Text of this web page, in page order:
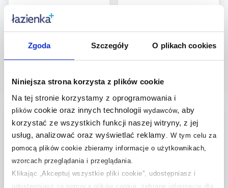
Zgoda Szczegóły O plikach cookies
Niniejsza strona korzysta z plików cookie
Na tej stronie korzystamy z oprogramowania i
plikówcookie oraz innych technologii wydawców, aby
korzystać ze wszystkich funkcji naszej witryny, z jej
usług, analizować oraz wyświetlać reklamy
W tym celu za
pomocą plików cookie zbieramy informacje o użytkownikach,
wzorcach przeglądania i przeglądania.
Klikając „Akceptuj wszystkie pliki cookie”, udostępniasz i
udostępniasz za pomocą plików cookie, zebrane informacje dla
Wybrane dla Ciebie
multirabaty